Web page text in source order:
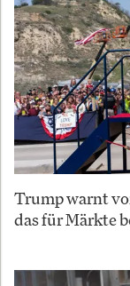
Trump warnt
das für Märkte